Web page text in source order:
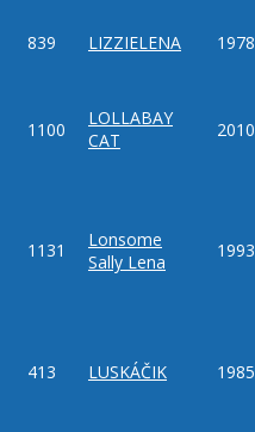
839 LIZZIELENA 1978
1100
LOLLABAY
CAT
2010
1131
Lonsome
Sally Lena
1993
413 LUSKÁČIK 1985